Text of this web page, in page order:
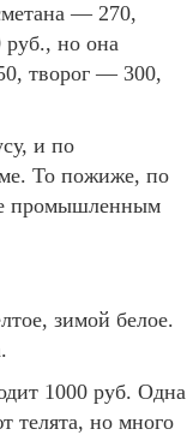
— 270,
но она
творог — 300,
и по
То пожиже, по
промышленным
зимой белое.
1000 руб. Одна
телята, но много